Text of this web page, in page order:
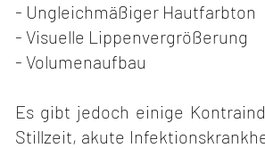
- Ungleichmäßiger Hautfarbton
- Visuelle Lippenvergrößerung
- Volumenaufbau
Es gibt jedoch einige
Stillzeit, akute